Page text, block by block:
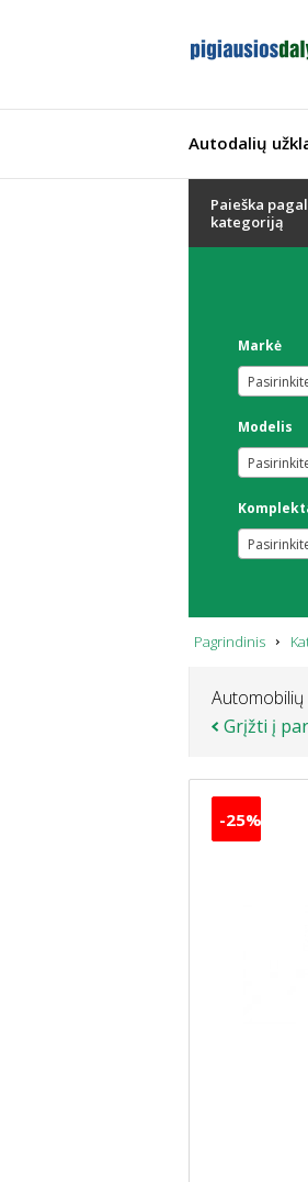
Autodalių
Paieška pagal
kategoriją
Markė
Modelis
Pagrindinis
Automobilių
Grįžti į
-25%